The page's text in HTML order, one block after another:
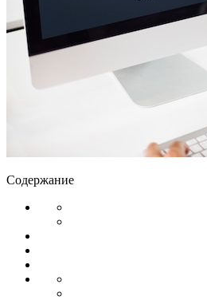
Содержание